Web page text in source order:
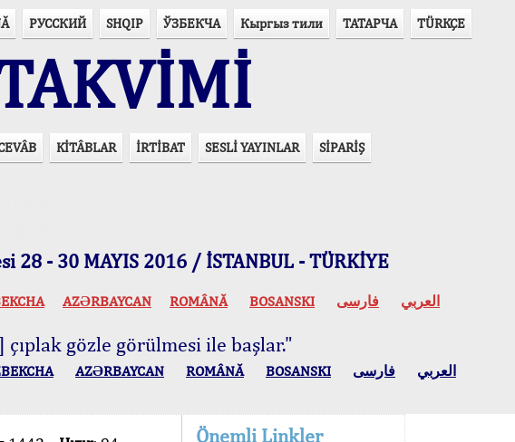
РУССКИЙ SHQIP ЎЗБЕКЧА Кыргыз тили ТАТАРЧА TÜRKÇE
KİTÂBLAR İRTİBAT SESLİ YAYINLAR SİPARİŞ
28 - 30 MAYIS 2016 / İSTANBUL - TÜRKİYE
AZӘRBAYCAN ROMÂNĂ BOSANSKI العربي فارسی
gözle görülmesi ile başlar."
AZӘRBAYCAN ROMÂNĂ BOSANSKI العربي فارسی
Önemli Linkler